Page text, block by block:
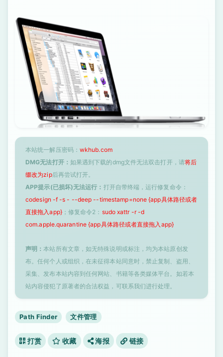
本站统一解压密码： wkhub.com
DMG无法打开： 如果遇到下载的dmg文件无法双击打开，请将后
缀改为zip后再尝试打开。
APP提示(已损坏)无法运行： 打开自带终端，运行修复命令：
codesign -f -s - --deep --timestamp=none {app具体路径或者
直接拖入app}；修复命令2： sudo xattr -r -d
com.apple.quarantine {app具体路径或者直接拖入app}
声明：本站所有文章，如无特殊说明或标注，均为本站原创发
布。任何个人或组织，在未征得本站同意时，禁止复制、盗用、
采集、发布本站内容到任何网站、书籍等各类媒体平台。如若本
站内容侵犯了原著者的合法权益，可联系我们进行处理。
Path Finder 文件管理
打赏 收藏 海报 链接